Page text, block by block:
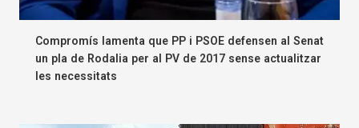
Compromís lamenta que PP i PSOE defensen al Senat
un pla de Rodalia per al PV de 2017 sense actualitzar
les necessitats